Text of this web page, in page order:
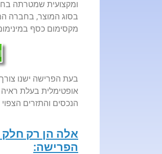
ומקצועית שמטרתה
בסוג המוצר, בחברה
מקסימום כסף
בעת הפרישה ישנו צורך
אופטימלית בעלת
הנכסים והתזרים
אלה הן רק
הפרישה: